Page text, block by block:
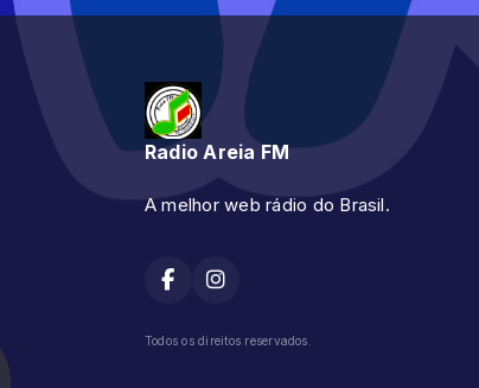
Radio Areia FM
A melhor web rádio do Brasil.
Todos os direitos reservados.